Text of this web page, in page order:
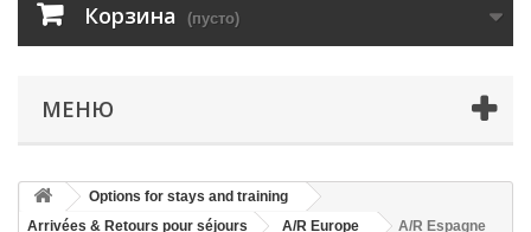
Корзина (пусто)
МЕНЮ
Options for stays and training
Arrivées & Retours pour séjours
A/R Europe A/R Espagne